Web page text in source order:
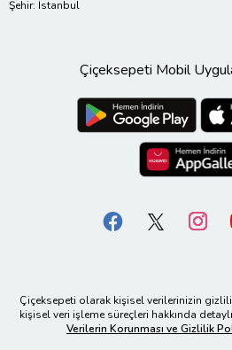
Şehir: İstanbul
Çiçeksepeti Mobil
Çiçeksepeti olarak kişisel verilerinizin
kişisel veri işleme süreçleri hakkında
Verilerin Korunması ve Gizlilik